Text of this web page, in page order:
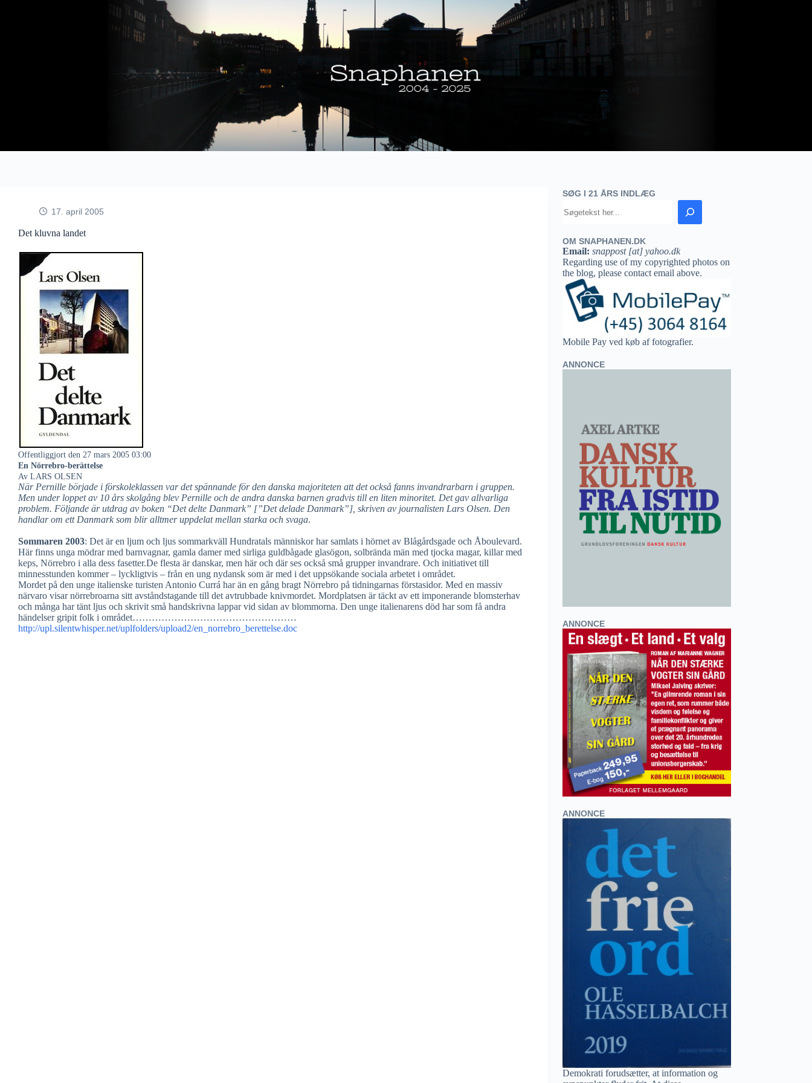
17. april 2005
Det kluvna landet
Offentliggjort den 27 mars 2005 03:00
En Nörrebro-berättelse
Av LARS OLSEN
När Pernille började i förskoleklassen var det spännande för den danska majoriteten att det också fanns invandrarbarn i gruppen.
Men under loppet av 10 års skolgång blev Pernille och de andra danska barnen gradvis till en liten minoritet. Det gav allvarliga
problem. Följande är utdrag av boken “Det delte Danmark” [”Det delade Danmark”], skriven av journalisten Lars Olsen. Den
handlar om ett Danmark som blir alltmer uppdelat mellan starka och svaga.
Sommaren 2003: Det är en ljum och ljus sommarkväll Hundratals människor har samlats i hörnet av Blågårdsgade och Åboulevard.
Här finns unga mödrar med barnvagnar, gamla damer med sirliga guldbågade glasögon, solbrända män med tjocka magar, killar med
keps, Nörrebro i alla dess fasetter.De flesta är danskar, men här och där ses också små grupper invandrare. Och initiativet till
minnesstunden kommer – lyckligtvis – från en ung nydansk som är med i det uppsökande sociala arbetet i området.
Mordet på den unge italienske turisten Antonio Currá har än en gång bragt Nörrebro på tidningarnas förstasidor. Med en massiv
närvaro visar nörrebroarna sitt avståndstagande till det avtrubbade knivmordet. Mordplatsen är täckt av ett imponerande blomsterhav
och många har tänt ljus och skrivit små handskrivna lappar vid sidan av blommorna. Den unge italienarens död har som få andra
händelser gripit folk i området……………………………………………
http://upl.silentwhisper.net/uplfolders/upload2/en_norrebro_berettelse.doc
SØG I 21 ÅRS INDLÆG
OM SNAPHANEN.DK
Email: snappost [at] yahoo.dk
Regarding use of my copyrighted photos on
the blog, please contact email above.
Mobile Pay ved køb af fotografier.
ANNONCE
ANNONCE
ANNONCE
Demokrati forudsætter, at information og